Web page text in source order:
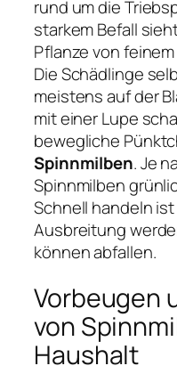
rund um die
starkem Befall
Pflanze von
Die Schädlinge
meistens auf der
mit einer Lupe
bewegliche
Spinnmilben. Je
Spinnmilben
Schnell handeln
Ausbreitung
können abfallen.
Vorbeugen
von
Haushalt